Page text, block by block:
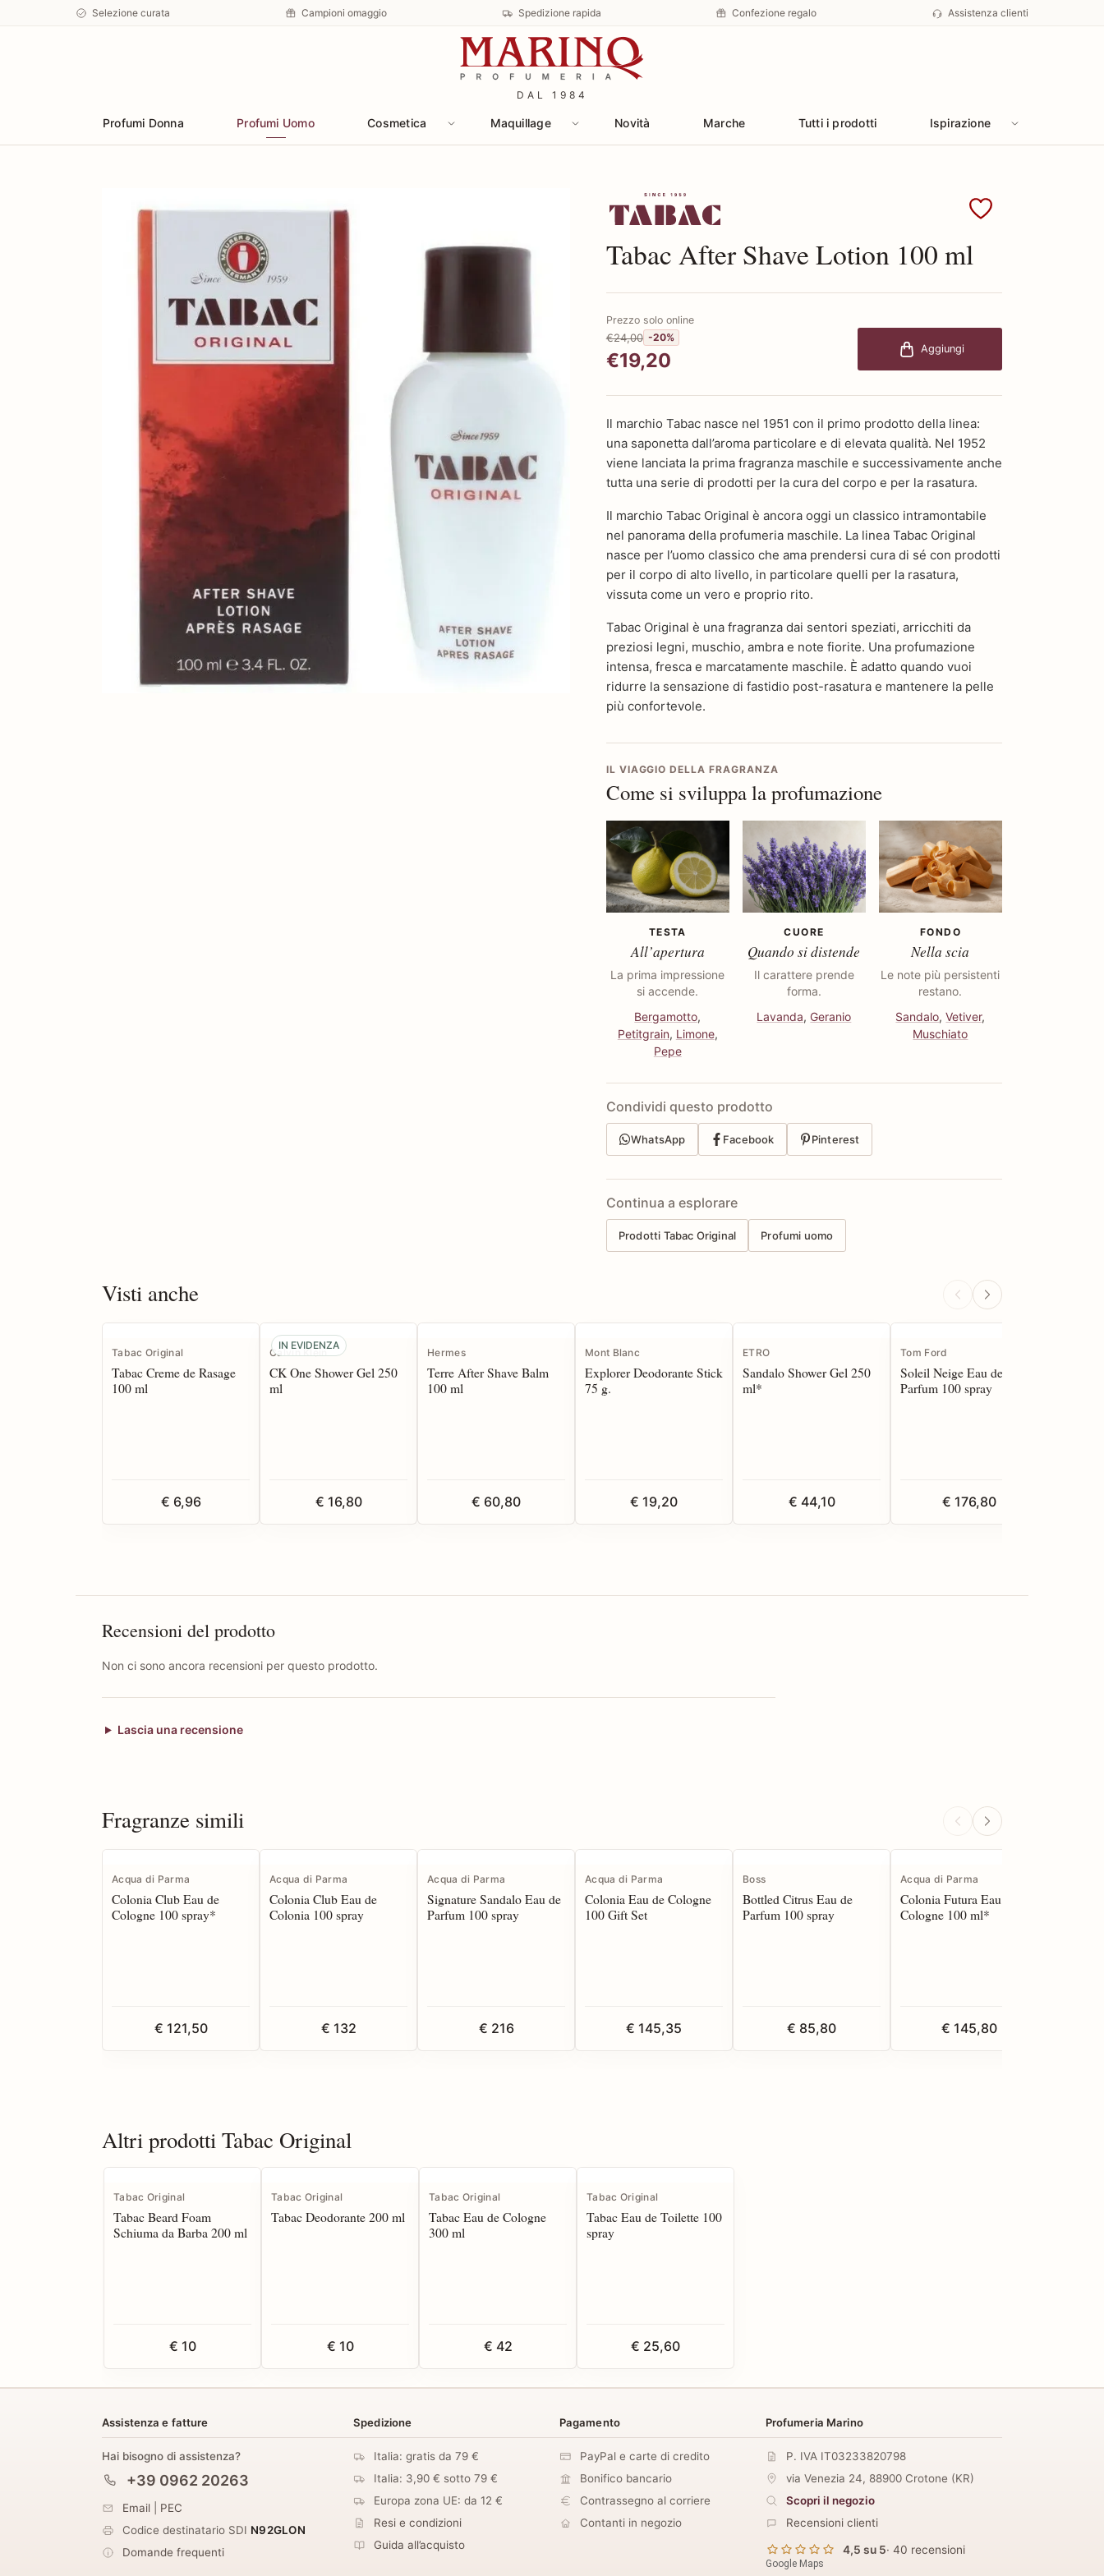
Selezione curata Campioni omaggio Spedizione rapida Confezione regalo Assistenza clienti
DAL 1984
Profumi Donna Profumi Uomo Cosmetica Maquillage Novità Marche Tutti i prodotti Ispirazione
Scopri i prodotti Tabac Original
Tabac After Shave Lotion 100 ml
Prezzo solo online
€24,00 -20%
€19,20 Aggiungi
Il marchio Tabac nasce nel 1951 con il primo prodotto della linea:
una saponetta dall’aroma particolare e di elevata qualità. Nel 1952
viene lanciata la prima fragranza maschile e successivamente anche
tutta una serie di prodotti per la cura del corpo e per la rasatura.
Il marchio Tabac Original è ancora oggi un classico intramontabile
nel panorama della profumeria maschile. La linea Tabac Original
nasce per l’uomo classico che ama prendersi cura di sé con prodotti
per il corpo di alto livello, in particolare quelli per la rasatura,
vissuta come un vero e proprio rito.
Tabac Original è una fragranza dai sentori speziati, arricchiti da
preziosi legni, muschio, ambra e note fiorite. Una profumazione
intensa, fresca e marcatamente maschile. È adatto quando vuoi
ridurre la sensazione di fastidio post-rasatura e mantenere la pelle
più confortevole.
IL VIAGGIO DELLA FRAGRANZA
Come si sviluppa la profumazione
TESTA
All’apertura
La prima impressione
si accende.
Bergamotto,
Petitgrain, Limone,
Pepe
CUORE
Quando si distende
Il carattere prende
forma.
Lavanda, Geranio
FONDO
Nella scia
Le note più persistenti
restano.
Sandalo,Vetiver,
Muschiato
Condividi questo prodotto
WhatsApp Facebook Pinterest
Continua a esplorare
Prodotti Tabac Original Profumi uomo
Visti anche
Tabac Original
Tabac Creme de Rasage
100 ml
€ 6,96
IN EVIDENZA
Calvin Klein
CK One Shower Gel 250
ml
€ 16,80
Hermes
Terre After Shave Balm
100 ml
€ 60,80
Mont Blanc
Explorer Deodorante Stick
75 g.
€ 19,20
ETRO
Sandalo Shower Gel 250
ml*
€ 44,10
Tom Ford
Soleil Neige Eau de
Parfum 100 spray
€ 176,80
Recensioni del prodotto
Non ci sono ancora recensioni per questo prodotto.
Lascia una recensione
Fragranze simili
Acqua di Parma
Colonia Club Eau de
Cologne 100 spray*
€ 121,50
Acqua di Parma
Colonia Club Eau de
Colonia 100 spray
€ 132
Acqua di Parma
Signature Sandalo Eau de
Parfum 100 spray
€ 216
Acqua di Parma
Colonia Eau de Cologne
100 Gift Set
€ 145,35
Boss
Bottled Citrus Eau de
Parfum 100 spray
€ 85,80
Acqua di Parma
Colonia Futura Eau de
Cologne 100 ml*
€ 145,80
Altri prodotti Tabac Original
Tabac Original
Tabac Beard Foam
Schiuma da Barba 200 ml
€ 10
Tabac Original
Tabac Deodorante 200 ml
€ 10
Tabac Original
Tabac Eau de Cologne
300 ml
€ 42
Tabac Original
Tabac Eau de Toilette 100
spray
€ 25,60
Assistenza e fatture
Hai bisogno di assistenza?
+39 0962 20263
Email
PEC
Codice destinatario SDI N92GLON
Domande frequenti
Spedizione
Italia: gratis da 79 €
Italia: 3,90 € sotto 79 €
Europa zona UE: da 12 €
Resi e condizioni
Guida all’acquisto
Pagamento
PayPal e carte di credito
Bonifico bancario
Contrassegno al corriere
Contanti in negozio
Profumeria Marino
P. IVA IT03233820798
via Venezia 24, 88900 Crotone (KR)
Scopri il negozio
Recensioni clienti
4,5 su 5· 40 recensioni
Google Maps